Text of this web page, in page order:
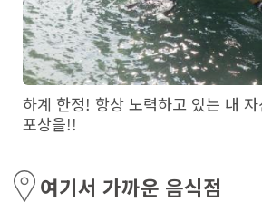
하계 한정! 항상 노력하고 있는 내
포상을!!
여기서 가까운 음식점